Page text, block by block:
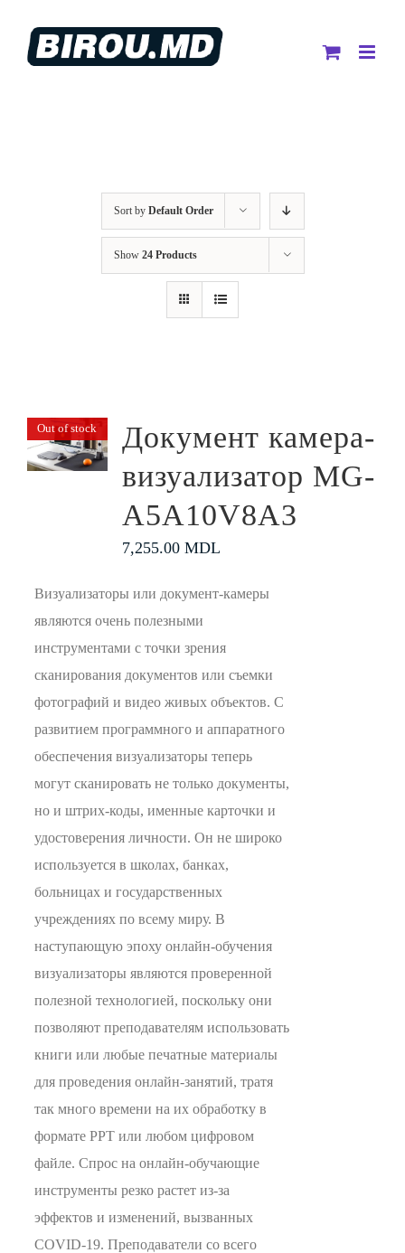
content
Sort by Default Order
Show 24 Products
Out of stock
Документ камера-
визуализатор MG-
A5A10V8A3
7,255.00 MDL
Визуализаторы или документ-камеры
являются очень полезными
инструментами с точки зрения
сканирования документов или съемки
фотографий и видео живых объектов. С
развитием программного и аппаратного
обеспечения визуализаторы теперь
могут сканировать не только документы,
но и штрих-коды, именные карточки и
удостоверения личности. Он не широко
используется в школах, банках,
больницах и государственных
учреждениях по всему миру. В
наступающую эпоху онлайн-обучения
визуализаторы являются проверенной
полезной технологией, поскольку они
позволяют преподавателям использовать
книги или любые печатные материалы
для проведения онлайн-занятий, тратя
так много времени на их обработку в
формате PPT или любом цифровом
файле. Спрос на онлайн-обучающие
инструменты резко растет из-за
эффектов и изменений, вызванных
COVID-19. Преподаватели со всего